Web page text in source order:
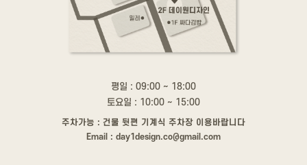
평일 : 09:00 ~ 18:00
토요일 : 10:00 ~ 15:00
주차가능 : 건물 뒷편 기계식 주차장 이용바랍니다
Email : day1design.co@gmail.com